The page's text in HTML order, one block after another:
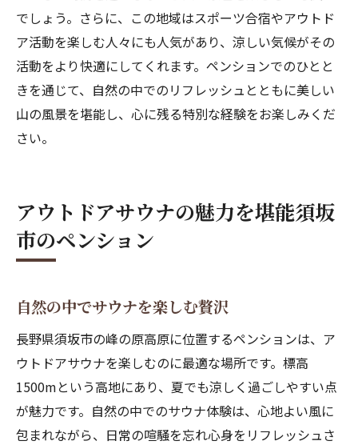
でしょう。さらに、この地域はスポーツ合宿やアウトド
ア活動を楽しむ人々にも人気があり、涼しい気候がその
活動をより快適にしてくれます。ペンションでのひとと
きを通じて、自然の中でのリフレッシュとともに美しい
山の風景を堪能し、心に残る特別な経験をお楽しみくだ
さい。
アウトドアサウナの魅力を堪能須坂
市のペンション
自然の中でサウナを楽しむ贅沢
長野県須坂市の峰の原高原に位置するペンションは、ア
ウトドアサウナを楽しむのに最適な場所です。標高
1500mという高地にあり、夏でも涼しく過ごしやすい点
が魅力です。自然の中でのサウナ体験は、心地よい風に
包まれながら、日常の喧騒を忘れ心身をリフレッシュさ